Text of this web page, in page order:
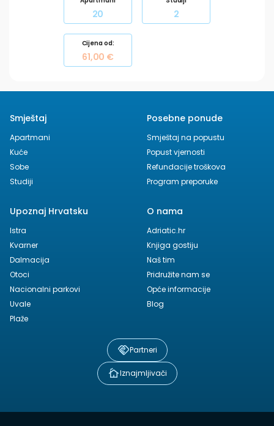
općenito. Ovaj grad-spomenik je pod UNESCO-vom zaštitom. Jedna
u nizu atrakcija, osim ljepote prirode koja ga okružuje, jest i pogled
na gradske zidine i tvrđavu dok stojite ili plivate u moru na
popularnoj plaži Banje.Saznajte više o rivijeri Dubrovnik
20 2
Cijena od:
61,00 €
Smještaj
Apartmani
Kuće
Sobe
Studiji
Posebne ponude
Smještaj na popustu
Popust vjernosti
Refundacije troškova
Program preporuke
Upoznaj Hrvatsku
Istra
Kvarner
Dalmacija
Otoci
Nacionalni parkovi
Uvale
Plaže
O nama
Adriatic.hr
Knjiga gostiju
Naš tim
Pridružite nam se
Opće informacije
Blog
Partneri
Iznajmljivači